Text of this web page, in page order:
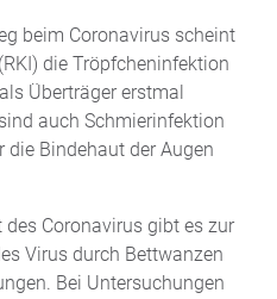
beim Coronavirus scheint
die Tröpfcheninfektion
Überträger erstmal
auch Schmierinfektion
die Bindehaut der Augen
Coronavirus gibt es zur
Virus durch Bettwanzen
Bei Untersuchungen